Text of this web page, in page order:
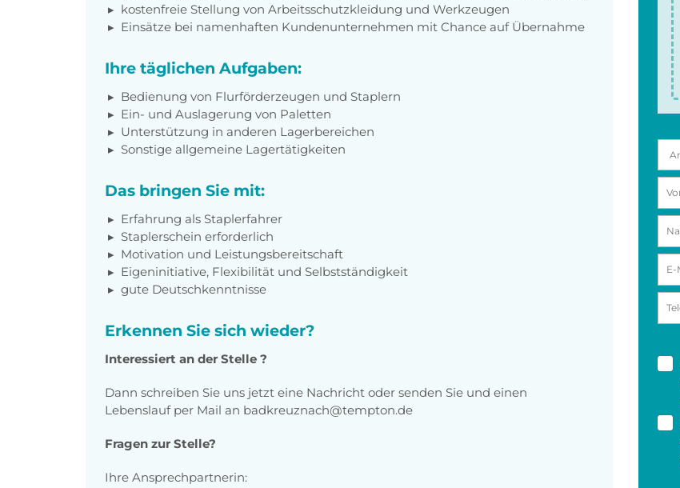
kostenfreie Stellung von Arbeitsschutzkleidung und Werkzeugen
Einsätze bei namenhaften Kundenunternehmen mit Chance auf Übernahme
Ihre täglichen Aufgaben:
Bedienung von Flurförderzeugen und Staplern
Ein- und Auslagerung von Paletten
Unterstützung in anderen Lagerbereichen
Sonstige allgemeine Lagertätigkeiten
Das bringen Sie mit:
Erfahrung als Staplerfahrer
Staplerschein erforderlich
Motivation und Leistungsbereitschaft
Eigeninitiative, Flexibilität und Selbstständigkeit
gute Deutschkenntnisse
Erkennen Sie sich wieder?
Interessiert an der Stelle ?
Dann schreiben Sie uns jetzt eine Nachricht oder senden Sie und einen
Lebenslauf per Mail an badkreuznach@tempton.de
Fragen zur Stelle?
Ihre Ansprechpartnerin: